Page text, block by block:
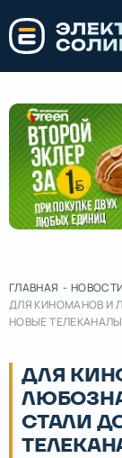
ГЛАВНАЯ -
ДЛЯ КИНОМАНОВ И
НОВЫЕ ТЕЛЕКАНАЛЫ
ДЛЯ
СТАЛИ